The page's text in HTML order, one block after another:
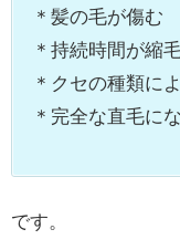
＊髪の毛が傷む
＊持続時間が縮
＊クセの種類に
＊完全な直毛に
です。